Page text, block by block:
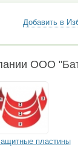
Добавить в
ООО
пластины